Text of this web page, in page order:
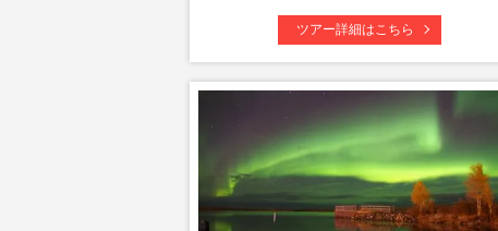
ツアー詳細はこちら